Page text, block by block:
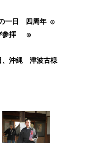
一日 四周年 ◎
参拝 ◎
、沖縄 津波古様